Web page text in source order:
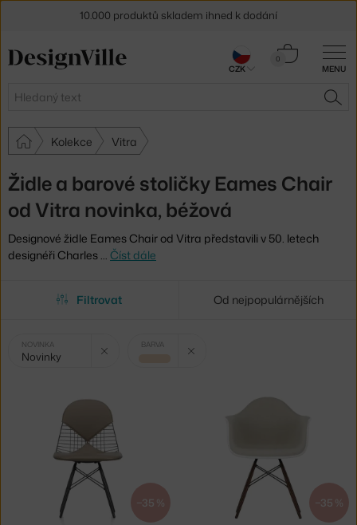
MENU
Hledat
0
Košík
Kolekce Vitra
Židle a barové stoličky Eames Chair
od Vitra novinka, béžová
Designové židle Eames Chair od Vitra představili v 50. letech
designéři Charles … Číst dále
Filtrovat Od nejpopulárnějších
Vybrané
filtry:
NOVINKA
Novinky
BARVA
−35 % −35 %
10.000 produktů skladem ihned k dodání
30 dní na vrácení zbožíCZK